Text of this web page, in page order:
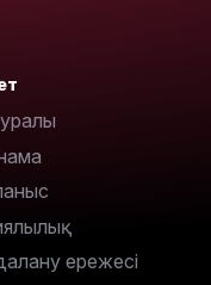
ережесі